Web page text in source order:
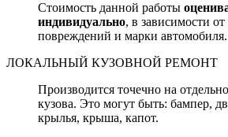
Стоимость данной работы
индивидуально, в зависимости
повреждений и марки автомобиля.
ЛОКАЛЬНЫЙ КУЗОВНОЙ РЕМОНТ
Производится точечно на
кузова. Это могут быть: бампер,
крылья, крыша, капот.